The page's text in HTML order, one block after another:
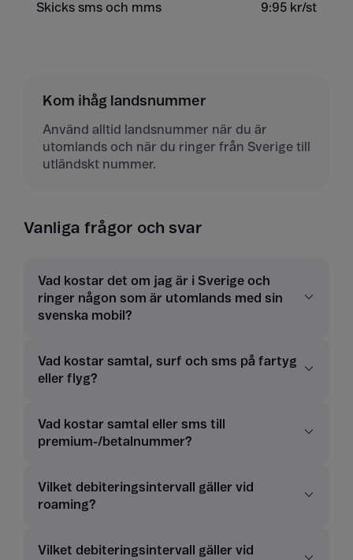
Skicks sms och mms 9:95 kr/st
Kom ihåg landsnummer
Använd alltid landsnummer när du är
utomlands och när du ringer från Sverige till
utländskt nummer.
Vanliga frågor och svar
Vad kostar det om jag är i Sverige och
ringer någon som är utomlands med sin
svenska mobil?
Vad kostar samtal, surf och sms på fartyg
eller flyg?
Vad kostar samtal eller sms till
premium-/betalnummer?
Vilket debiteringsintervall gäller vid
roaming?
Vilket debiteringsintervall gäller vid